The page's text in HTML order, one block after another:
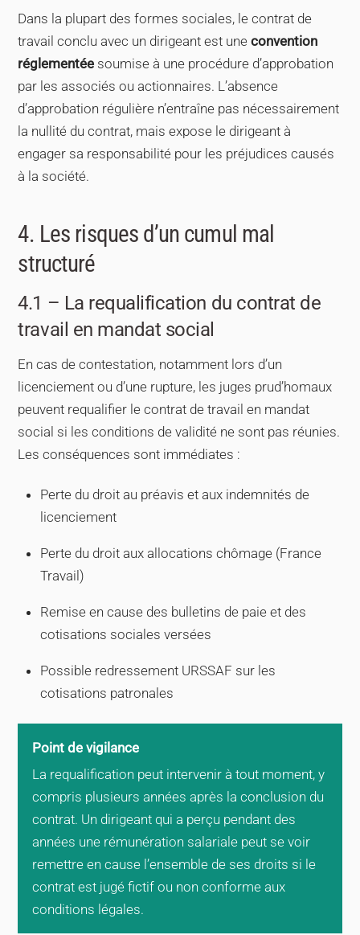
Dans la plupart des formes sociales, le contrat de
travail conclu avec un dirigeant est uneconvention
réglementée soumise à une procédure d’approbation
par les associés ou actionnaires. L’absence
d’approbation régulière n’entraîne pas nécessairement
la nullité du contrat, mais expose le dirigeant à
engager sa responsabilité pour les préjudices causés
à la société.
4. Les risques d’un cumul mal
structuré
4.1 – La requalification du contrat de
travail en mandat social
En cas de contestation, notamment lors d’un
licenciement ou d’une rupture, les juges prud’homaux
peuvent requalifier le contrat de travail en mandat
social si les conditions de validité ne sont pas réunies.
Les conséquences sont immédiates :
Perte du droit au préavis et aux indemnités de
licenciement
Perte du droit aux allocations chômage (France
Travail)
Remise en cause des bulletins de paie et des
cotisations sociales versées
Possible redressement URSSAF sur les
cotisations patronales
Point de vigilance
La requalification peut intervenir à tout moment, y
compris plusieurs années après la conclusion du
contrat. Un dirigeant qui a perçu pendant des
années une rémunération salariale peut se voir
remettre en cause l’ensemble de ses droits si le
contrat est jugé fictif ou non conforme aux
conditions légales.